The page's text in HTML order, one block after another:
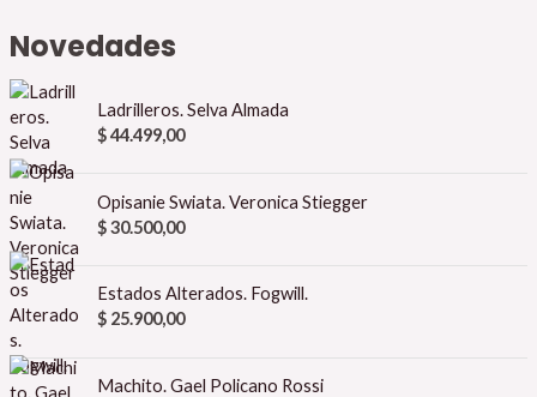
Novedades
Ladrilleros. Selva Almada
$44.499,00
Opisanie Swiata. Veronica Stiegger
$30.500,00
Estados Alterados. Fogwill.
$25.900,00
Machito. Gael Policano Rossi